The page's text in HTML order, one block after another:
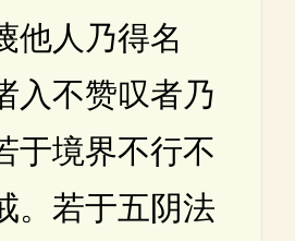
他人乃得名
入不赞叹者乃
于境界不行不
。若于五阴法